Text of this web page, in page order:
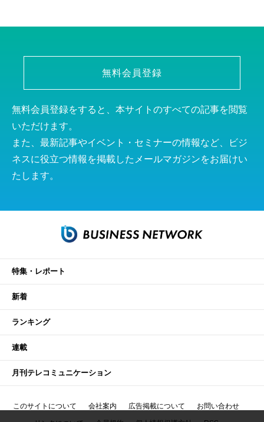
無料会員登録
無料会員登録をすると、本サイトのすべての記事を閲覧
いただけます。
また、最新記事やイベント・セミナーの情報など、ビジ
ネスに役立つ情報を掲載したメールマガジンをお届けい
たします。
特集・レポート
新着
ランキング
連載
月刊テレコミュニケーション
このサイトについて 会社案内 広告掲載について お問い合わせ